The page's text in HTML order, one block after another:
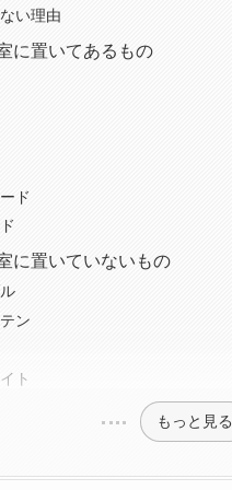
い理由
に置いてあるもの
ド
に置いていないもの
ン
ト
もっと見る